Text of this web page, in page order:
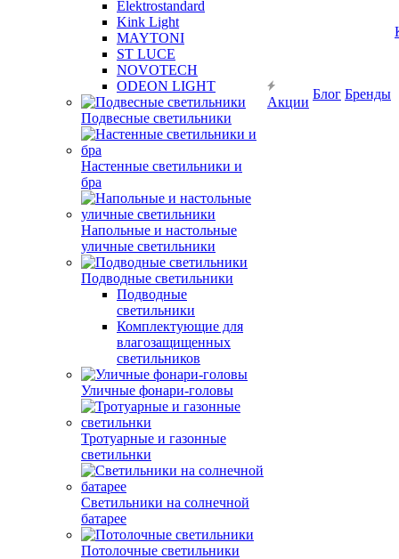
Elektrostandard
Kink Light
MAYTONI
ST LUCE
NOVOTECH
ODEON LIGHT
Подвесные светильники
Настенные светильники и
бра
Напольные и настольные
уличные светильники
Подводные светильники
Подводные
светильники
Комплектующие для
влагозащищенных
светильников
Уличные фонари-головы
Тротуарные и газонные
светильнки
Светильники на солнечной
батарее
Потолочные светильники
Акции
Блог Бренды